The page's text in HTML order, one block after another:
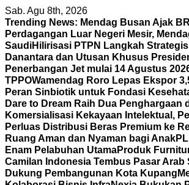
Skip
to
content
Sab. Agu 8th, 2026
Trending News: Mendag Busan Ajak
Perdagangan Luar Negeri Mesir,
SaudiHilirisasi PTPN Langkah
Danantara dan Utusan Khusus
Penerbangan Jet mulai 14 Agustus
TPPOWamendag Roro Lepas Ekspor
Peran Sinbiotik untuk Fondasi
Dare to Dream Raih Dua Penghargaan
Komersialisasi Kekayaan Intelektual,
Perluas Distribusi Beras Premium ke
Ruang Aman dan Nyaman bagi Anak
Enam Pelabuhan UtamaProduk
Camilan Indonesia Tembus Pasar
Dukung Pembangunan Kota Kupang